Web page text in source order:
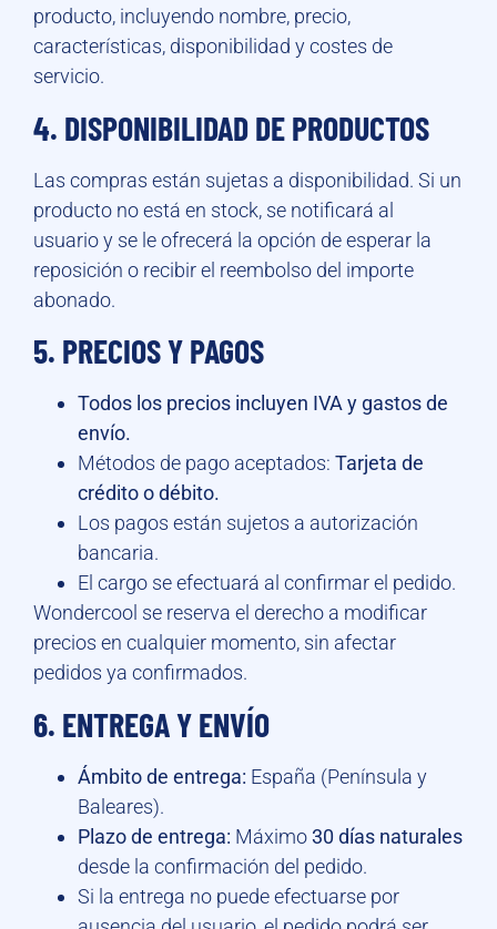
producto, incluyendo nombre, precio,
características, disponibilidad y costes de
servicio.
4. DISPONIBILIDAD DE PRODUCTOS
Las compras están sujetas a disponibilidad. Si un
producto no está en stock, se notificará al
usuario y se le ofrecerá la opción de esperar la
reposición o recibir el reembolso del importe
abonado.
5. PRECIOS Y PAGOS
Todos los precios incluyen IVA y gastos de
envío.
Métodos de pago aceptados:Tarjeta de
crédito o débito.
Los pagos están sujetos a autorización
bancaria.
El cargo se efectuará al confirmar el pedido.
Wondercool se reserva el derecho a modificar
precios en cualquier momento, sin afectar
pedidos ya confirmados.
6. ENTREGA Y ENVÍO
Ámbito de entrega: España (Península y
Baleares).
Plazo de entrega: Máximo30 días naturales
desde la confirmación del pedido.
Si la entrega no puede efectuarse por